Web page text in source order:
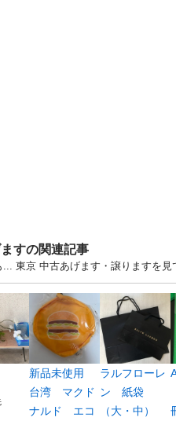
すの関連記事
京 中古あげます・譲りますを見
新品未使用
台湾 マクド
ナルド エコ
ラルフローレ
ン 紙袋
（大・中）